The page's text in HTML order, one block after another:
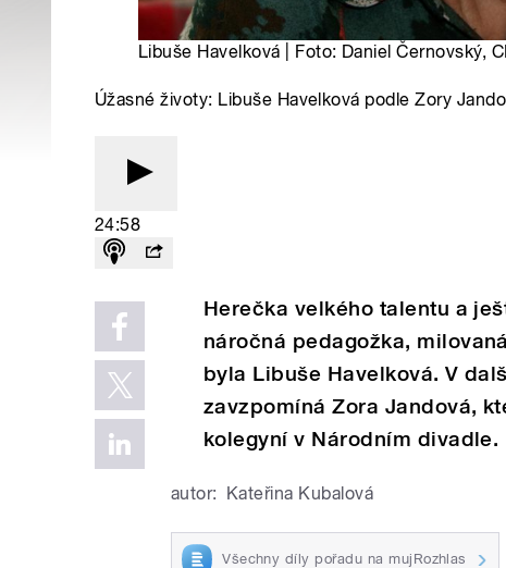
Libuše Havelková | Foto: Daniel Černovský,
Úžasné životy: Libuše Havelková podle Zory
24:58
Herečka velkého talentu a
náročná pedagožka,
byla Libuše Havelková. V
zavzpomíná Zora Jandová,
kolegyní v Národním divadle.
autor: Kateřina Kubalová
Všechny díly pořadu na mujRozhlas